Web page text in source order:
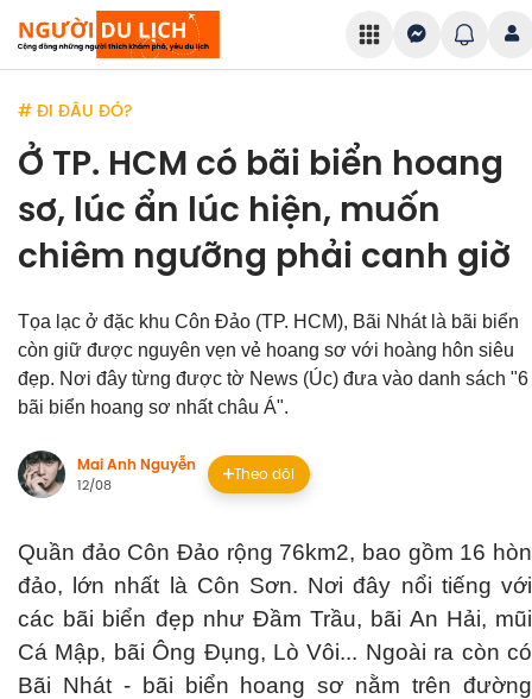
# ĐI ĐÂU ĐÓ?
Ở TP. HCM có bãi biển hoang
sơ, lúc ẩn lúc hiện, muốn
chiêm ngưỡng phải canh giờ
Tọa lạc ở đặc khu Côn Đảo (TP. HCM), Bãi Nhát là bãi biển
còn giữ được nguyên vẹn vẻ hoang sơ với hoàng hôn siêu
đẹp. Nơi đây từng được tờ News (Úc) đưa vào danh sách "6
bãi biển hoang sơ nhất châu Á".
Mai Anh Nguyễn
12/08
Theo dõi
Quần đảo Côn Đảo rộng 76km2, bao gồm 16 hòn
đảo, lớn nhất là Côn Sơn. Nơi đây nổi tiếng với
các bãi biển đẹp như Đầm Trầu, bãi An Hải, mũi
Cá Mập, bãi Ông Đụng, Lò Vôi... Ngoài ra còn có
Bãi Nhát - bãi biển hoang sơ nằm trên đường